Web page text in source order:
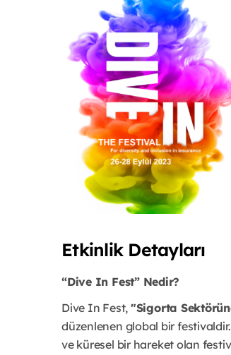
Etkinlik Detayları
“Dive In Fest” Nedir?
Dive In Fest, "Sigorta
düzenlenen global bir
ve küresel bir hareket olan